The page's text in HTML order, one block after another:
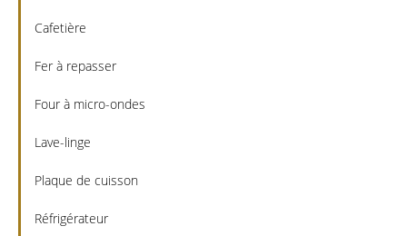
Cafetière
Fer à repasser
Four à micro-ondes
Lave-linge
Plaque de cuisson
Réfrigérateur